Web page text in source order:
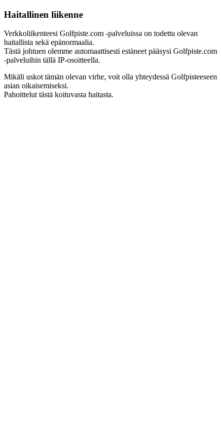
Haitallinen liikenne
Verkkoliikenteesi Golfpiste.com -palveluissa on todettu olevan
haitallista sekä epänormaalia.
Tästä johtuen olemme automaattisesti estäneet pääsysi Golfpiste.com
-palveluihin tällä IP-osoitteella.
Mikäli uskot tämän olevan virhe, voit olla yhteydessä Golfpisteeseen
asian oikaisemiseksi.
Pahoittelut tästä koituvasta haitasta.